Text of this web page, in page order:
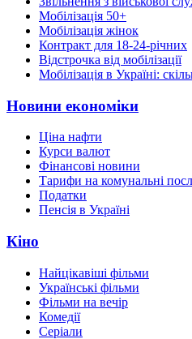
Мобілізація 50+
Мобілізація жінок
Контракт для 18-24-річних
Відстрочка від мобілізації
Мобілізація в Україні:
Новини економіки
Ціна нафти
Курси валют
Фінансові новини
Тарифи на комунальні
Податки
Пенсія в Україні
Кіно
Найцікавіші фільми
Українські фільми
Фільми на вечір
Комедії
Серіали